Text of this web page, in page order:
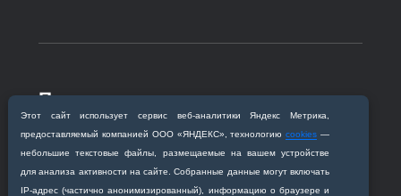
Этот сайт использует сервис веб‑аналитики Яндекс Метрика,
предоставляемый компанией ООО «ЯНДЕКС», технологиюcookies —
небольшие текстовые файлы, размещаемые на вашем устройстве
для анализа активности на сайте. Собранные данные могут включать
IP‑адрес (частично анонимизированный), информацию о браузере и
Приемная комиссия
Благовещенск, ул. Горького, 95
+7 (4162) 319‒016
abitur@amursma.su
Сведения об образовательной